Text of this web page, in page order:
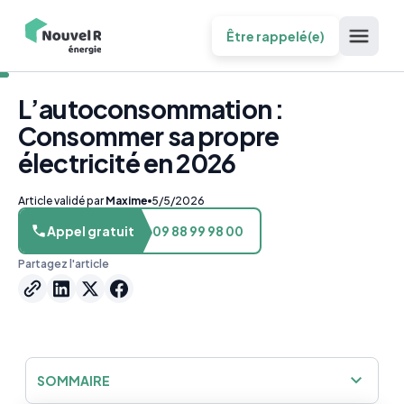
Être rappelé(e)
L’autoconsommation :
Consommer sa propre
électricité en 2026
Article validé par Maxime 5/5/2026
Appel gratuit 09 88 99 98 00
Partagez l'article
SOMMAIRE